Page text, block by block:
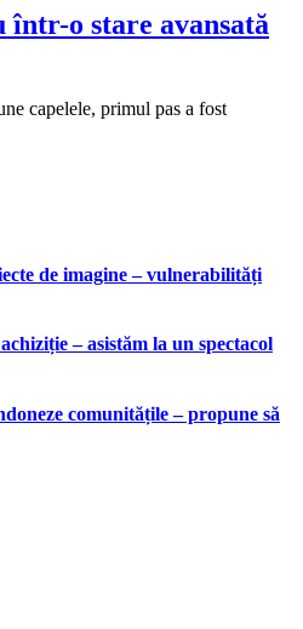
într-o stare avansată
capelele, primul pas a fost
de imagine – vulnerabilități
– asistăm la un spectacol
comunitățile – propune să